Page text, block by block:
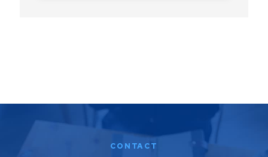
CONTACT